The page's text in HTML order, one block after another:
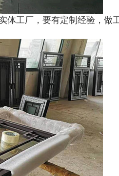
体工厂，要有定制经验，做